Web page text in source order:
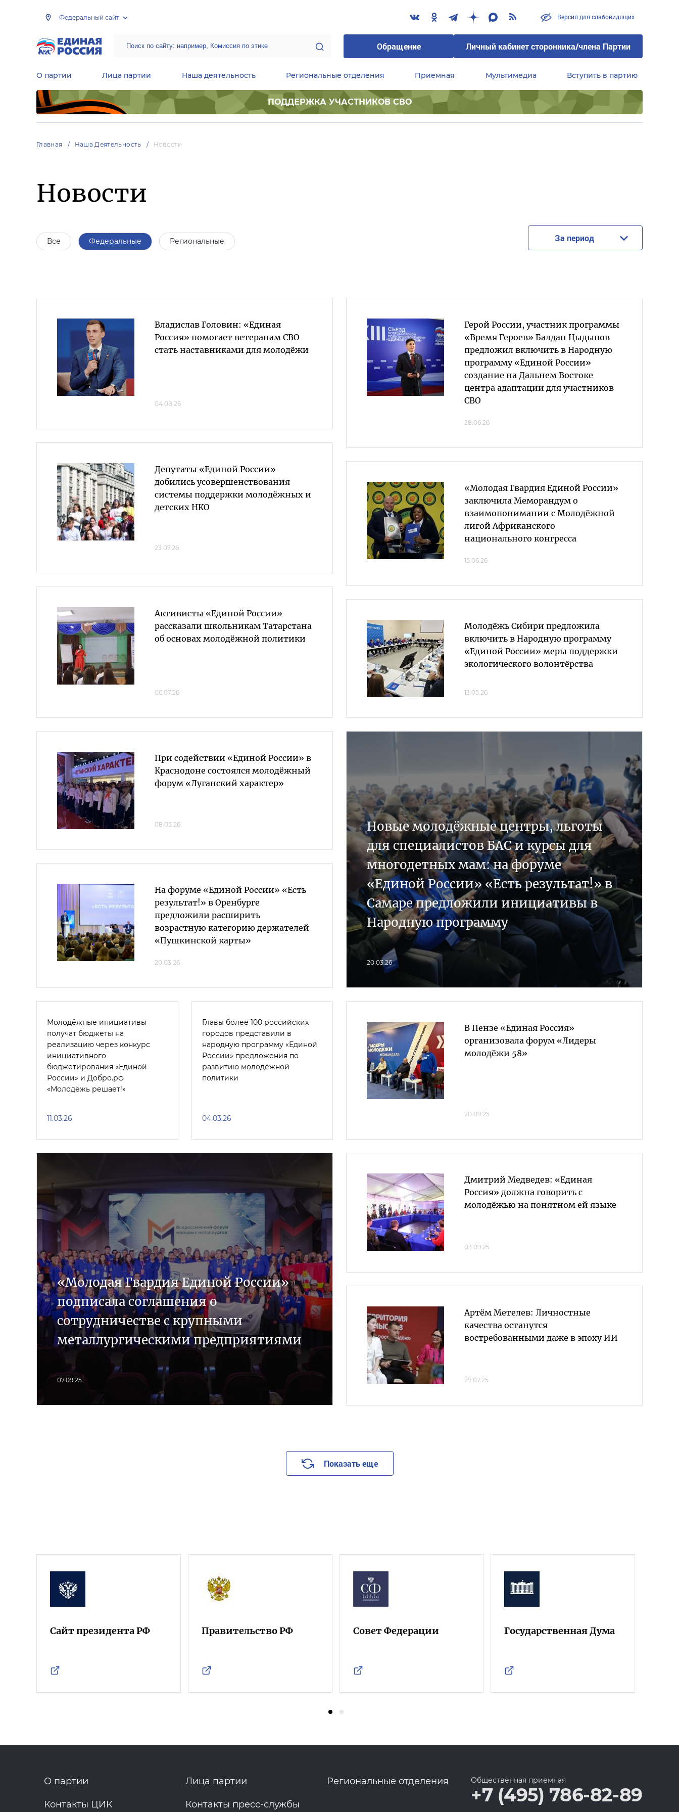
Федеральный сайт Версия для слабовидящих
Обращение Личный кабинет сторонника/члена Партии
О партии Лица партии Наша деятельность Региональные отделения Приемная Мультимедиа Вступить в партию
ПОДДЕРЖКА УЧАСТНИКОВ СВО
Главная Наша Деятельность Новости
Новости
Все Федеральные Региональные За период
Владислав Головин: «Единая
Россия» помогает ветеранам СВО
стать наставниками для молодёжи
04.08.26
Депутаты «Единой России»
добились усовершенствования
системы поддержки молодёжных и
детских НКО
23.07.26
Активисты «Единой России»
рассказали школьникам Татарстана
об основах молодёжной политики
06.07.26
Герой России, участник программы
«Время Героев» Балдан Цыдыпов
предложил включить в Народную
программу «Единой России»
создание на Дальнем Востоке
центра адаптации для участников
СВО
28.06.26
«Молодая Гвардия Единой России»
заключила Меморандум о
взаимопонимании с Молодёжной
лигой Африканского
национального конгресса
15.06.26
Молодёжь Сибири предложила
включить в Народную программу
«Единой России» меры поддержки
экологического волонтёрства
13.05.26
При содействии «Единой России» в
Краснодоне состоялся молодёжный
форум «Луганский характер»
08.05.26
На форуме «Единой России» «Есть
результат!» в Оренбурге
предложили расширить
возрастную категорию держателей
«Пушкинской карты»
20.03.26
Новые молодёжные центры, льготы
для специалистов БАС и курсы для
многодетных мам: на форуме
«Единой России» «Есть результат!» в
Самаре предложили инициативы в
Народную программу
20.03.26
Молодёжные инициативы
получат бюджеты на
реализацию через конкурс
инициативного
бюджетирования «Единой
России» и Добро.рф
«Молодёжь решает!»
11.03.26
Главы более 100 российских
городов представили в
народную программу «Единой
России» предложения по
развитию молодёжной
политики
04.03.26
В Пензе «Единая Россия»
организовала форум «Лидеры
молодёжи 58»
20.09.25
«Молодая Гвардия Единой России»
подписала соглашения о
сотрудничестве с крупными
металлургическими предприятиями
07.09.25
Дмитрий Медведев: «Единая
Россия» должна говорить с
молодёжью на понятном ей языке
03.09.25
Артём Метелев: Личностные
качества останутся
востребованными даже в эпоху ИИ
29.07.25
Показать еще
Сайт президента РФ Правительство РФ Совет Федерации Государственная Дума
О партии Лица партии Региональные отделения
Контакты ЦИК Контакты пресс-службы
Общественная приемная
+7 (495) 786-82-89